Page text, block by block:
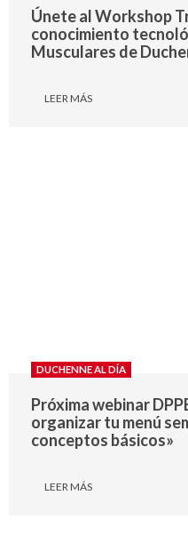
Únete al Workshop
conocimiento
Musculares de
LEER MÁS
DUCHENNE AL DÍA
Próxima webinar
organizar tu menú
conceptos básicos»
LEER MÁS